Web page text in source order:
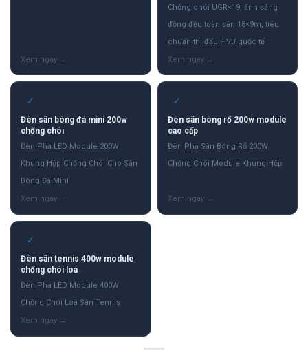
Chống chói UGR<19, ánh sáng
đồng đều toàn sân 18×9m, tiêu
chuẩn thi đấu FIVB quốc tế
✓
Đèn sân bóng đá mini 200w
chống chói
Đèn Pha LED Module 200W
Khung Hộp Chống Chói Cho Sân
Bóng Đá Mini
✓
Đèn sân bóng rổ 200w module
cao cấp
Đèn Pha Sân Bóng Rổ 200W
Chống Chói Module Khung Hộp
✓
Đèn sân tennis 400w module
chống chói loá
Đèn Pha LED Module 400W
Chống Chói Loá Sân Tennis